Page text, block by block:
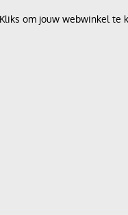
om jouw webwinkel